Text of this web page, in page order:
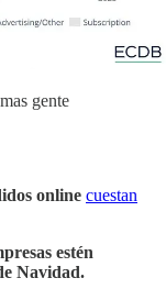
gente
online cuestan
estén
Navidad.